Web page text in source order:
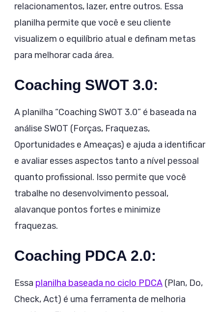
relacionamentos, lazer, entre outros. Essa
planilha permite que você e seu cliente
visualizem o equilíbrio atual e definam metas
para melhorar cada área.
Coaching SWOT 3.0:
A planilha “Coaching SWOT 3.0” é baseada na
análise SWOT (Forças, Fraquezas,
Oportunidades e Ameaças) e ajuda a identificar
e avaliar esses aspectos tanto a nível pessoal
quanto profissional. Isso permite que você
trabalhe no desenvolvimento pessoal,
alavanque pontos fortes e minimize
fraquezas.
Coaching PDCA 2.0:
Essa planilha baseada no ciclo PDCA (Plan, Do,
Check, Act) é uma ferramenta de melhoria